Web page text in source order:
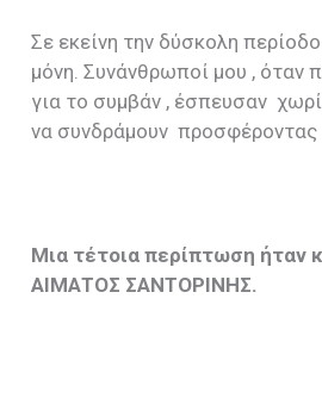
Σε εκείνη την δύσκολη
μόνη. Συνάνθρωποί μου , όταν
για το συμβάν , έσπευσαν
να συνδράμουν προσφέροντας
Μια τέτοια περίπτωση ήταν
ΑΙΜΑΤΟΣ ΣΑΝΤΟΡΙΝΗΣ.